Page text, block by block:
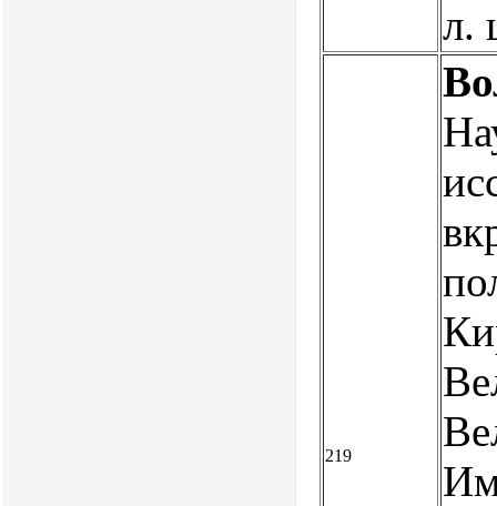
л.
219